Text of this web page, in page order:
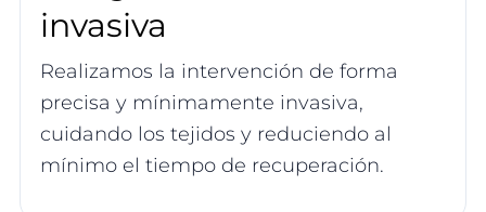
invasiva
Realizamos la intervención de forma
precisa y mínimamente invasiva,
cuidando los tejidos y reduciendo al
mínimo el tiempo de recuperación.